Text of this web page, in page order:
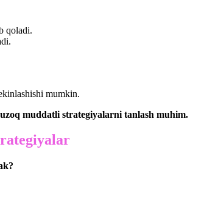
qoladi.
mumkin.
muddatli strategiyalarni tanlash muhim.